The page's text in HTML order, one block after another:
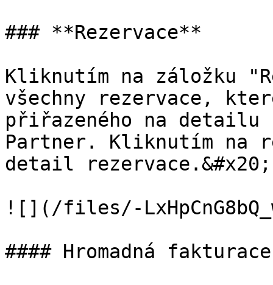
### **Rezervace**
Kliknutím na záložku
všechny rezervace,
přiřazeného na detailu
Partner. Kliknutím na
detail rezervace.&#x20;
![](/files/-
#### Hromadná fakturace